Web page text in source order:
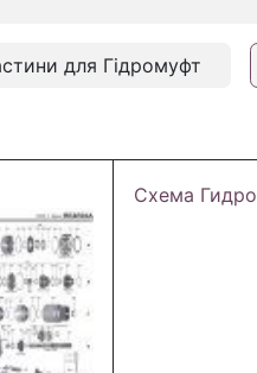
для Гідромуфт
Схема